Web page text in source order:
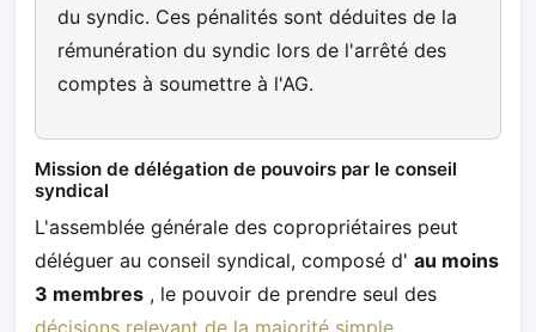
du syndic. Ces pénalités sont déduites de la
rémunération du syndic lors de l'arrêté des
comptes à soumettre à l'AG.
Mission de délégation de pouvoirs par le conseil
syndical
L'assemblée générale des copropriétaires peut
déléguer au conseil syndical, composé d' au moins
3 membres , le pouvoir de prendre seul des
décisions relevant de la majorité simple.